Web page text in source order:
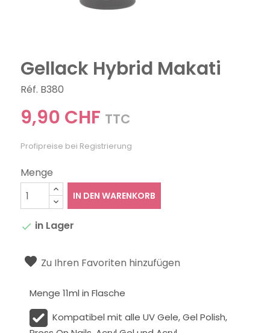
Gellack Hybrid Makati
Réf. B380
9,90 CHF TTC
Profipreise bei Registrierung
Menge
IN DEN WARENKORB
 in Lager
Zu Ihren Favoriten hinzufügen
Menge 11ml in Flasche
Kompatibel mit alle UV Gele, Gel Polish,